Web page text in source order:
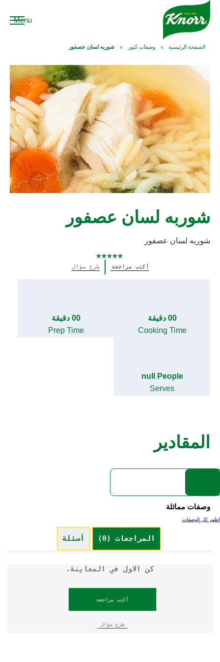
Menu
الصفحة الرئيسية وصفات كنور شوربه لسان عصفور
شوربه لسان عصفور
شوربه لسان عصفور
يتم
أكتب مراجعة طرح سؤال
00 دقيقة
Cooking Time
00 دقيقة
Prep Time
null People
Serves
المقادير
وصفات مماثلة
اظهر كل الوصفات
المراجعات (0) أسئلة (0)
كن الاول في المعاينة.
أكتب مراجعة
طرح سؤال